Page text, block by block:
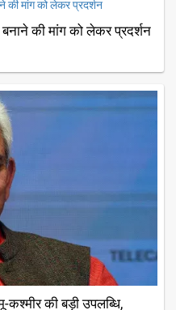
की मांग को लेकर प्रदर्शन
कश्मीर की बड़ी उपलब्धि,